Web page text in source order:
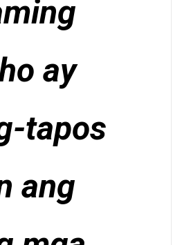
ay
tapos
ang